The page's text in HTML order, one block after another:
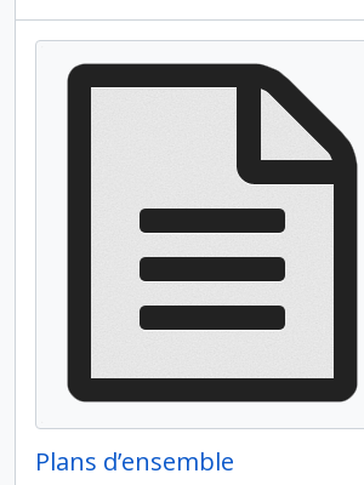
Plans d’ensemble